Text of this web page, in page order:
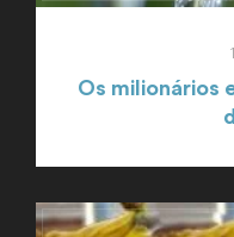
Os milionários